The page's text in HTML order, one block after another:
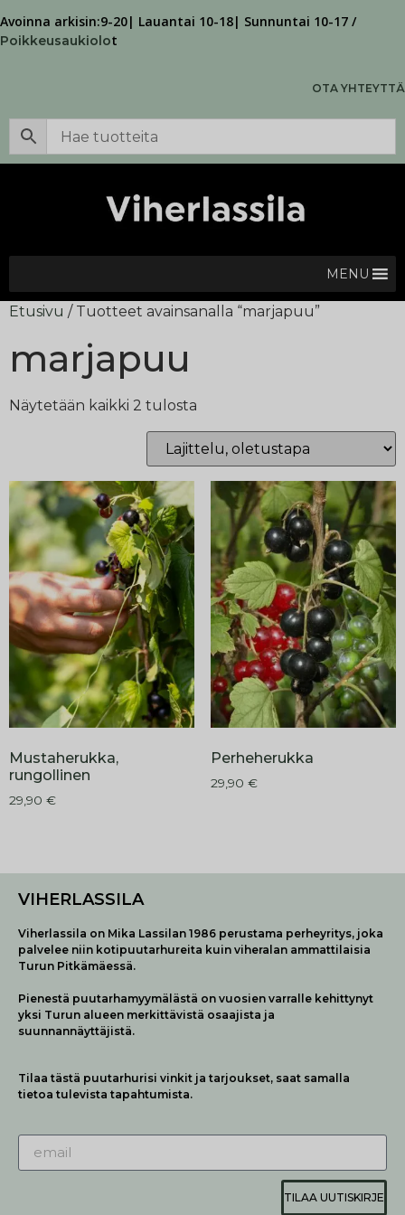
Avoinna arkisin:9-20| Lauantai 10-18| Sunnuntai 10-17 /
Poikkeusaukiolot
OTA YHTEYTTÄ
MENU
Etusivu / Tuotteet avainsanalla “marjapuu”
marjapuu
Näytetään kaikki 2 tulosta
Mustaherukka,
rungollinen
29,90 €
Perheherukka
29,90 €
VIHERLASSILA
Viherlassila on Mika Lassilan 1986 perustama perheyritys, joka
palvelee niin kotipuutarhureita kuin viheralan ammattilaisia
Turun Pitkämäessä.
Pienestä puutarhamyymälästä on vuosien varralle kehittynyt
yksi Turun alueen merkittävistä osaajista ja
suunnannäyttäjistä.
Tilaa tästä puutarhurisi vinkit ja tarjoukset, saat samalla
tietoa tulevista tapahtumista.
TILAA UUTISKIRJE